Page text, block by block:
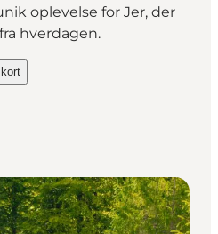
oplevelse for Jer, der
hverdagen.
Jungshoved Præstegaard "